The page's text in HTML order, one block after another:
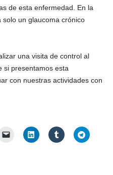
de esta enfermedad. En la
un glaucoma crónico
una visita de control al
si presentamos esta
con nuestras actividades con